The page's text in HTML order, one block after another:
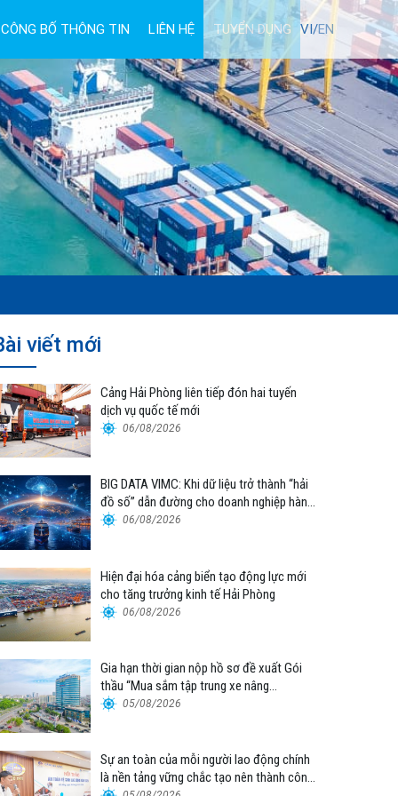
CÔNG BỐ THÔNG TIN LIÊN HỆ TUYỂN DỤNG VI/EN
viết mới
Cảng Hải Phòng liên tiếp đón hai tuyến
dịch vụ quốc tế mới
06/08/2026
BIG DATA VIMC: Khi dữ liệu trở thành “hải
đồ số” dẫn đường cho doanh nghiệp hàng
hải 06/08/2026
Hiện đại hóa cảng biển tạo động lực mới
cho tăng trưởng kinh tế Hải Phòng
06/08/2026
Gia hạn thời gian nộp hồ sơ đề xuất Gói
thầu “Mua sắm tập trung xe nâng
container thuộc Tổng công ty Hàng hải
05/08/2026
Sự an toàn của mỗi người lao động chính
là nền tảng vững chắc tạo nên thành công